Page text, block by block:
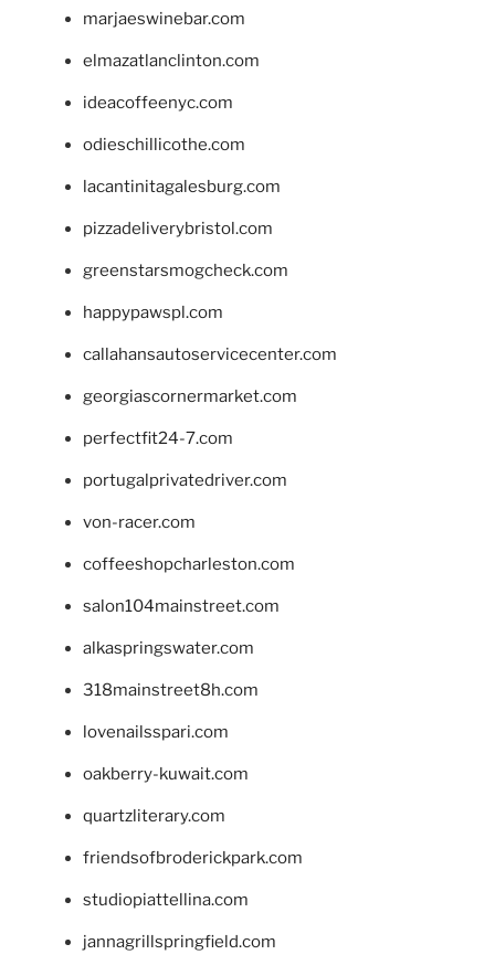
marjaeswinebar.com
elmazatlanclinton.com
ideacoffeenyc.com
odieschillicothe.com
lacantinitagalesburg.com
pizzadeliverybristol.com
greenstarsmogcheck.com
happypawspl.com
callahansautoservicecenter.com
georgiascornermarket.com
perfectfit24-7.com
portugalprivatedriver.com
von-racer.com
coffeeshopcharleston.com
salon104mainstreet.com
alkaspringswater.com
318mainstreet8h.com
lovenailsspari.com
oakberry-kuwait.com
quartzliterary.com
friendsofbroderickpark.com
studiopiattellina.com
jannagrillspringfield.com